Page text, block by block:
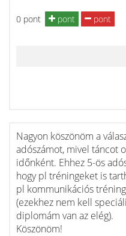
0 pont pont pont
Nagyon köszönöm a
adószámot, mivel táncot
időnként. Ehhez 5-ös
hogy pl tréningeket is
pl kommunikációs
(ezekhez nem kell
diplomám van az elég).
Köszönöm!